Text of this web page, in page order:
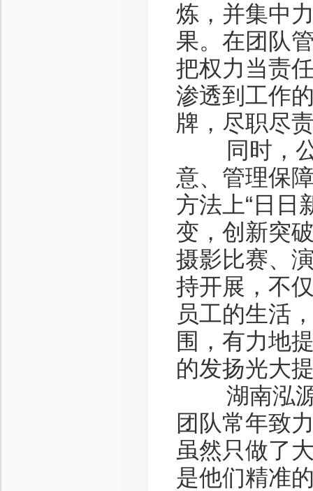
炼，并集中
果。在团队
把权力当责
渗透到工作
牌，尽职尽
同时，公
意、管理保
方法上“日日
变，创新突
摄影比赛、
持开展，不
员工的生活
围，有力地
的发扬光大
湖南泓源
团队常年致
虽然只做了
是他们精准